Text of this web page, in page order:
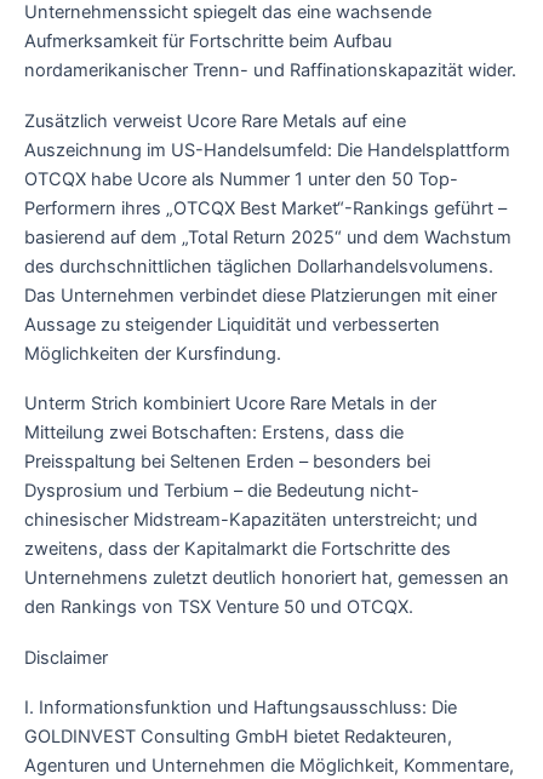
Unternehmenssicht spiegelt das eine wachsende
Aufmerksamkeit für Fortschritte beim Aufbau
nordamerikanischer Trenn- und Raffinationskapazität wider.
Zusätzlich verweist Ucore Rare Metals auf eine
Auszeichnung im US-Handelsumfeld: Die Handelsplattform
OTCQX habe Ucore als Nummer 1 unter den 50 Top-
Performern ihres „OTCQX Best Market“-Rankings geführt –
basierend auf dem „Total Return 2025“ und dem Wachstum
des durchschnittlichen täglichen Dollarhandelsvolumens.
Das Unternehmen verbindet diese Platzierungen mit einer
Aussage zu steigender Liquidität und verbesserten
Möglichkeiten der Kursfindung.
Unterm Strich kombiniert Ucore Rare Metals in der
Mitteilung zwei Botschaften: Erstens, dass die
Preisspaltung bei Seltenen Erden – besonders bei
Dysprosium und Terbium – die Bedeutung nicht-
chinesischer Midstream-Kapazitäten unterstreicht; und
zweitens, dass der Kapitalmarkt die Fortschritte des
Unternehmens zuletzt deutlich honoriert hat, gemessen an
den Rankings von TSX Venture 50 und OTCQX.
Disclaimer
I. Informationsfunktion und Haftungsausschluss: Die
GOLDINVEST Consulting GmbH bietet Redakteuren,
Agenturen und Unternehmen die Möglichkeit, Kommentare,